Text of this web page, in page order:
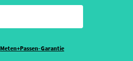
Meten+Passen-Garantie